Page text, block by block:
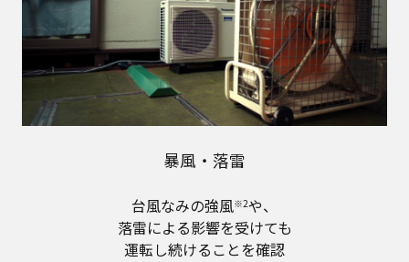
暴風・落雷
台風なみの強風※2や、
落雷による影響を受けても
運転し続けることを確認